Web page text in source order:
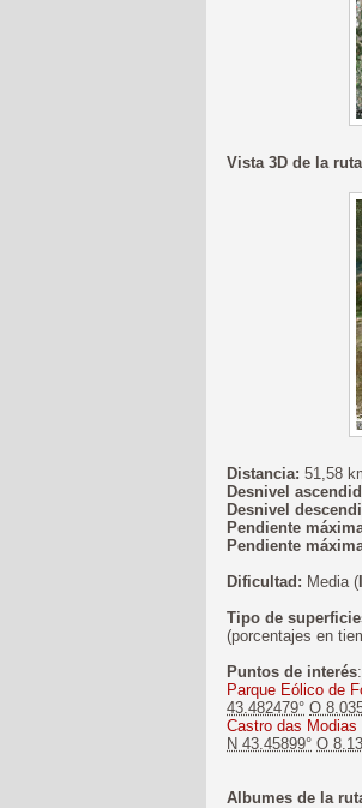
Vista 3D de la ruta
Distancia: 51,58
Desnivel
Desnivel
Pendiente
Pendiente
Dificultad: Media (
Tipo de
(porcentajes en
Puntos de interés:
Parque Eólico de
43.482479° O
Castro das Modias
N 43.45899° O
Albumes de la